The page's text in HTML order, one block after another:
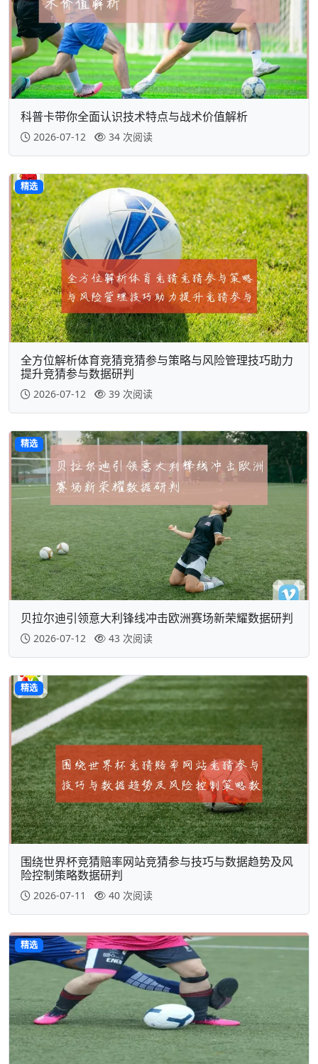
科普卡带你全面认识技术特点与战术价值解析
2026-07-12 34 次阅读
精选
全方位解析体育竞猜竞猜参与策略与风险管理技巧助力
提升竞猜参与数据研判
2026-07-12 39 次阅读
精选
贝拉尔迪引领意大利锋线冲击欧洲赛场新荣耀数据研判
2026-07-12 43 次阅读
精选
围绕世界杯竞猜赔率网站竞猜参与技巧与数据趋势及风
险控制策略数据研判
2026-07-11 40 次阅读
精选